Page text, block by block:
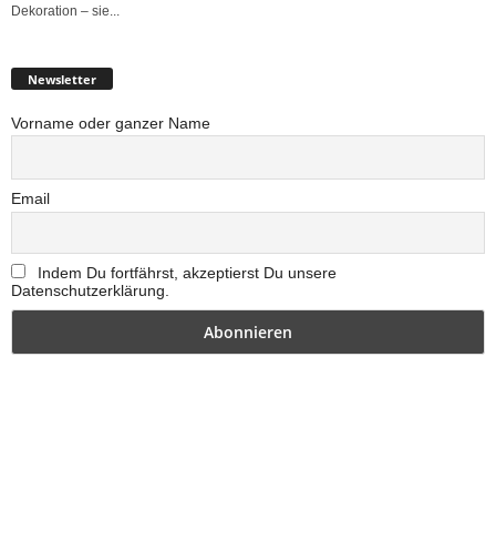
Dekoration – sie...
Newsletter
Vorname oder ganzer Name
Email
Indem Du fortfährst, akzeptierst Du unsere
Datenschutzerklärung.